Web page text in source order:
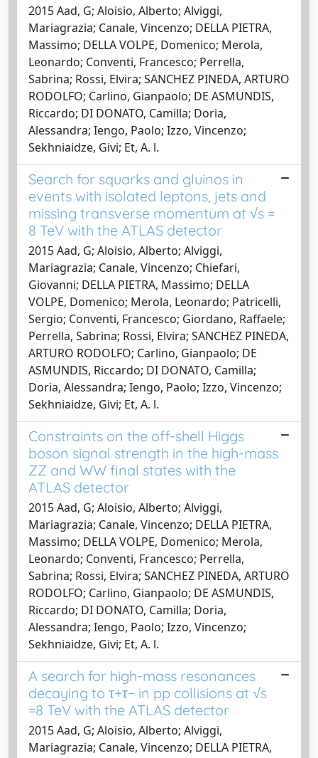
2015 Aad, G; Aloisio, Alberto; Alviggi,
Mariagrazia; Canale, Vincenzo; DELLA PIETRA,
Massimo; DELLA VOLPE, Domenico; Merola,
Leonardo; Conventi, Francesco; Perrella,
Sabrina; Rossi, Elvira; SANCHEZ PINEDA, ARTURO
RODOLFO; Carlino, Gianpaolo; DE ASMUNDIS,
Riccardo; DI DONATO, Camilla; Doria,
Alessandra; Iengo, Paolo; Izzo, Vincenzo;
Sekhniaidze, Givi; Et, A. l.
Search for squarks and gluinos in
events with isolated leptons, jets and
missing transverse momentum at √s =
8 TeV with the ATLAS detector
2015 Aad, G; Aloisio, Alberto; Alviggi,
Mariagrazia; Canale, Vincenzo; Chiefari,
Giovanni; DELLA PIETRA, Massimo; DELLA
VOLPE, Domenico; Merola, Leonardo; Patricelli,
Sergio; Conventi, Francesco; Giordano, Raffaele;
Perrella, Sabrina; Rossi, Elvira; SANCHEZ PINEDA,
ARTURO RODOLFO; Carlino, Gianpaolo; DE
ASMUNDIS, Riccardo; DI DONATO, Camilla;
Doria, Alessandra; Iengo, Paolo; Izzo, Vincenzo;
Sekhniaidze, Givi; Et, A. l.
Constraints on the off-shell Higgs
boson signal strength in the high-mass
ZZ and WW final states with the
ATLAS detector
2015 Aad, G; Aloisio, Alberto; Alviggi,
Mariagrazia; Canale, Vincenzo; DELLA PIETRA,
Massimo; DELLA VOLPE, Domenico; Merola,
Leonardo; Conventi, Francesco; Perrella,
Sabrina; Rossi, Elvira; SANCHEZ PINEDA, ARTURO
RODOLFO; Carlino, Gianpaolo; DE ASMUNDIS,
Riccardo; DI DONATO, Camilla; Doria,
Alessandra; Iengo, Paolo; Izzo, Vincenzo;
Sekhniaidze, Givi; Et, A. l.
A search for high-mass resonances
decaying to τ+τ− in pp collisions at √s
=8 TeV with the ATLAS detector
2015 Aad, G; Aloisio, Alberto; Alviggi,
Mariagrazia; Canale, Vincenzo; DELLA PIETRA,